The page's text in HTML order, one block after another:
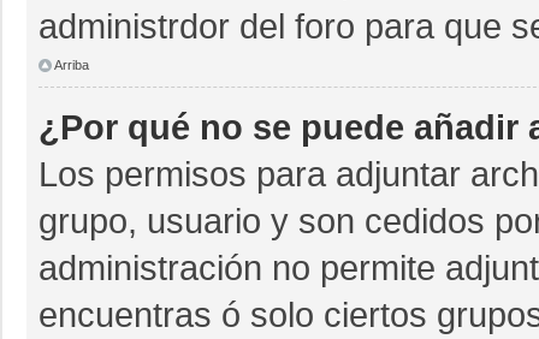
administrdor del foro para que
Arriba
¿Por qué no se puede
Los permisos para adjuntar
grupo, usuario y son cedidos
administración no permite
encuentras ó solo ciertos